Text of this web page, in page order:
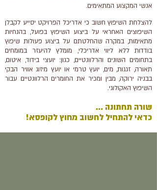
אנשי המקצוע המתאימים.
להצלחת השיפוץ חשוב כי אדריכל הפרויקט יסייע לקבלן
השיפוצים האחראי על ביצוע השיפוץ בפועל, בהנחיות
מתאימות, במקרה שהחלטתם על ביצוע פעולות שיפוץ
בודדות ללא ליווי אדריכלי, מומלץ להיעזר במומחים
בתחומים השונים והרלוונטיים, כגון: יועצי בידוד, איטום,
תאורה, זגגות, מים, יועץ טרמי או יועץ מיזוג אוויר הבקי
בבניה ירוקה, מבין ומכיר את החומרים הרלוונטיים עבור
השיפוץ האקולוגי.
שורה תחתונה ...
כדאי להתחיל לחשוב מחוץ לקופסא!